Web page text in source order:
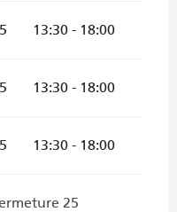
13:30 - 18:00
13:30 - 18:00
13:30 - 18:00
25